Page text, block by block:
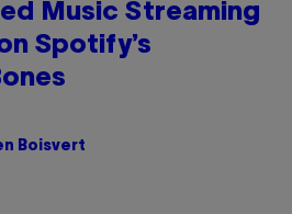
Music Streaming
Spotify’s
Boisvert